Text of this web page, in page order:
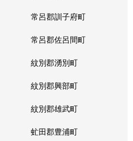
常呂郡訓子府町
常呂郡佐呂間町
紋別郡湧別町
紋別郡興部町
紋別郡雄武町
虻田郡豊浦町